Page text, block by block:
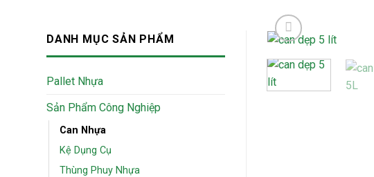
DANH MỤC SẢN PHẨM
Pallet Nhựa
Sản Phẩm Công Nghiệp
Can Nhựa
Kệ Dụng Cụ
Thùng Phuy Nhựa